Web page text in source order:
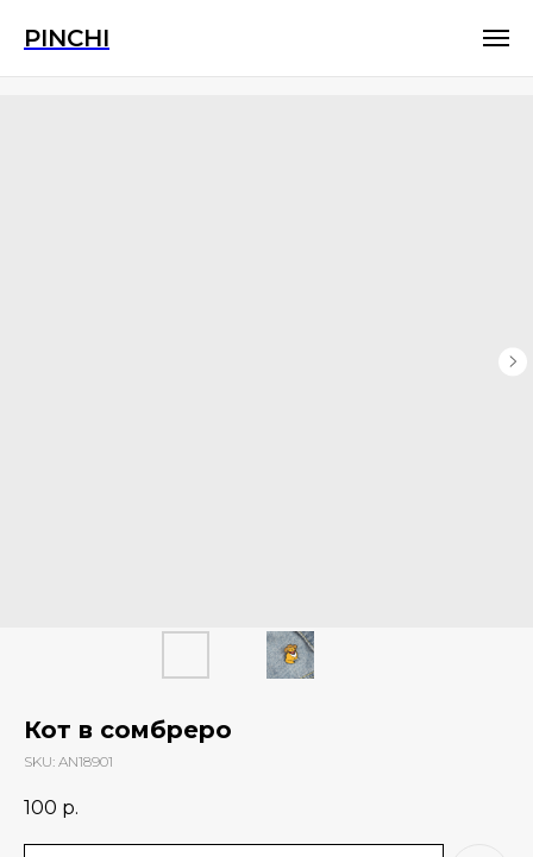
PINCHI
Кот в сомбреро
SKU: AN18901
100 р.